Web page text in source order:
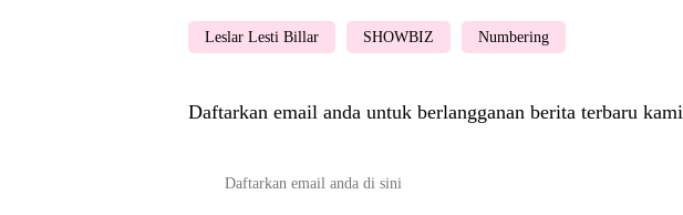
Leslar Lesti Billar SHOWBIZ Numbering
Daftarkan email anda untuk berlangganan berita terbaru kami